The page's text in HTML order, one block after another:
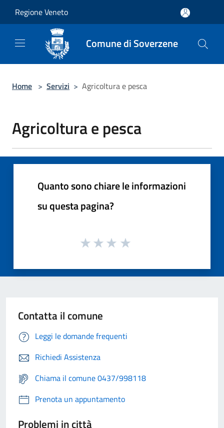
Regione Veneto
Comune di Soverzene
Home > Servizi > Agricoltura e pesca
Agricoltura e pesca
Quanto sono chiare le informazioni
su questa pagina?
Contatta il comune
Leggi le domande frequenti
Richiedi Assistenza
Chiama il comune 0437/998118
Prenota un appuntamento
Problemi in città